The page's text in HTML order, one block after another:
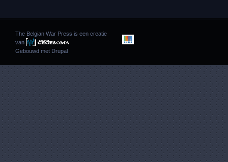
The Belgian War Press is een creatie
van
Gebouwd met Drupal